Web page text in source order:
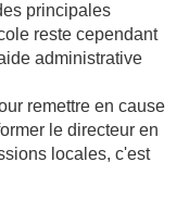
principales
reste cependant
administrative
remettre en cause
le directeur en
locales, c'est